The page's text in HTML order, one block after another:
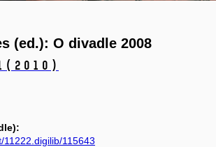
(ed.): O divadle 2008
(2010)
115643